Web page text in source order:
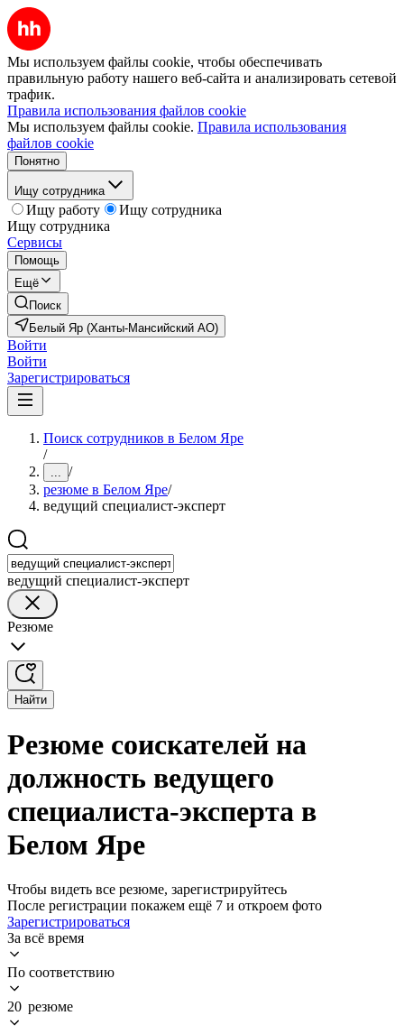
Мы используем файлы cookie, чтобы обеспечивать
правильную работу нашего веб-сайта и анализировать сетевой
трафик.
Правила использования файлов cookie
Мы используем файлы cookie. Правила использования
файлов cookie
Понятно
Ищу сотрудника
Ищу работу
Ищу сотрудника
Ищу сотрудника
Сервисы
Помощь
Ещё
Поиск
Белый Яр (Ханты-Мансийский АО)
Войти
Войти
Зарегистрироваться
Поиск сотрудников в Белом Яре
/
... /
резюме в Белом Яре/
ведущий специалист-эксперт
ведущий специалист-эксперт
Резюме
Найти
Резюме соискателей на
должность ведущего
специалиста-эксперта в
Белом Яре
Чтобы видеть все резюме, зарегистрируйтесь
После регистрации покажем ещё 7 и откроем фото
Зарегистрироваться
За всё время
По соответствию
20 резюме